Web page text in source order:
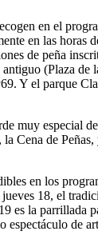
en el
en las horas
de peña
(Plaza
Y el parque
muy especial
Cena de
en los
18, el
es la parrillada
espectáculo de